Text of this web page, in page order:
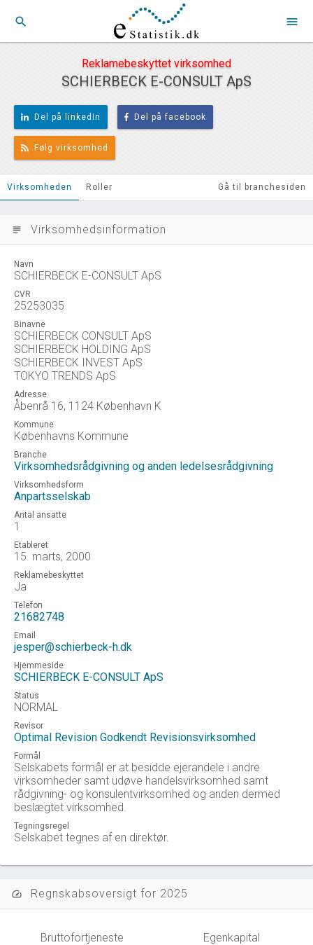
search menu
Reklamebeskyttet virksomhed
SCHIERBECK E-CONSULT ApS
Del på linkedIn Del på facebook
Følg virksomhed
Virksomheden Roller Gå til branchesiden
subject Virksomhedsinformation
Navn
SCHIERBECK E-CONSULT ApS
CVR
25253035
Binavne
SCHIERBECK CONSULT ApS
SCHIERBECK HOLDING ApS
SCHIERBECK INVEST ApS
TOKYO TRENDS ApS
Adresse
Åbenrå 16, 1124 København K
Kommune
Københavns Kommune
Branche
Virksomhedsrådgivning og anden ledelsesrådgivning
Virksomhedsform
Anpartsselskab
Antal ansatte
1
Etableret
15. marts, 2000
Reklamebeskyttet
Ja
Telefon
21682748
Email
jesper@schierbeck-h.dk
Hjemmeside
SCHIERBECK E-CONSULT ApS
Status
NORMAL
Revisor
Optimal Revision Godkendt Revisionsvirksomhed
Formål
Selskabets formål er at besidde ejerandele i andre
virksomheder samt udøve handelsvirksomhed samt
rådgivning- og konsulentvirksomhed og anden dermed
beslægtet virksomhed.
Tegningsregel
Selskabet tegnes af en direktør.
speed Regnskabsoversigt for 2025
Bruttofortjeneste Egenkapital